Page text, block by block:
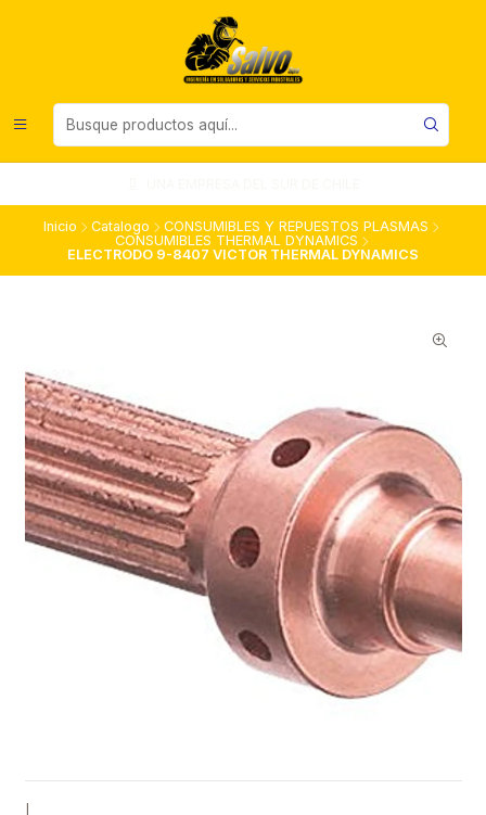
Inicio Catalogo
CONSUMIBLES Y REPUESTOS PLASMAS
CONSUMIBLES THERMAL DYNAMICS
ELECTRODO 9-8407 VICTOR THERMAL DYNAMICS